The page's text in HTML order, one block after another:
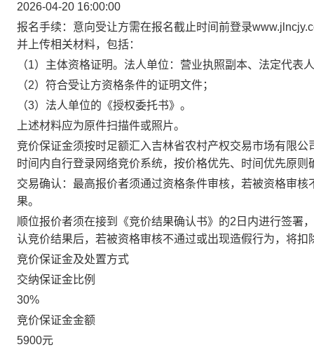
2026-04-20 16:00:00
报名手续：意向受让方需在报名截止时间前登录
并上传相关材料，包括：
（1）主体资格证明。法人单位：营业执照副本、法定代
（2）符合受让方资格条件的证明文件；
（3）法人单位的《授权委托书》。
上述材料应为原件扫描件或照片。
竞价保证金须按时足额汇入吉林省农村产权交易市场有限
时间内自行登录网络竞价系统，按价格优先、时间优先原则
交易确认：最高报价者须通过资格条件审核，若被资格审
果。
顺位报价者须在接到《竞价结果确认书》的2日内进行签署
认竞价结果后，若被资格审核不通过或出现造假行为，将
竞价保证金及处置方式
交纳保证金比例
30%
竞价保证金金额
5900元